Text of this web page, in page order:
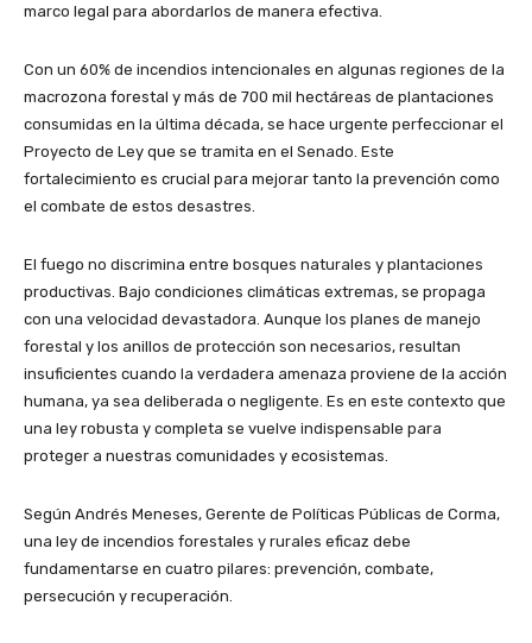
marco legal para abordarlos de manera efectiva.
Con un 60% de incendios intencionales en algunas regiones de la
macrozona forestal y más de 700 mil hectáreas de plantaciones
consumidas en la última década, se hace urgente perfeccionar el
Proyecto de Ley que se tramita en el Senado. Este
fortalecimiento es crucial para mejorar tanto la prevención como
el combate de estos desastres.
El fuego no discrimina entre bosques naturales y plantaciones
productivas. Bajo condiciones climáticas extremas, se propaga
con una velocidad devastadora. Aunque los planes de manejo
forestal y los anillos de protección son necesarios, resultan
insuficientes cuando la verdadera amenaza proviene de la acción
humana, ya sea deliberada o negligente. Es en este contexto que
una ley robusta y completa se vuelve indispensable para
proteger a nuestras comunidades y ecosistemas.
Según Andrés Meneses, Gerente de Políticas Públicas de Corma,
una ley de incendios forestales y rurales eficaz debe
fundamentarse en cuatro pilares: prevención, combate,
persecución y recuperación.